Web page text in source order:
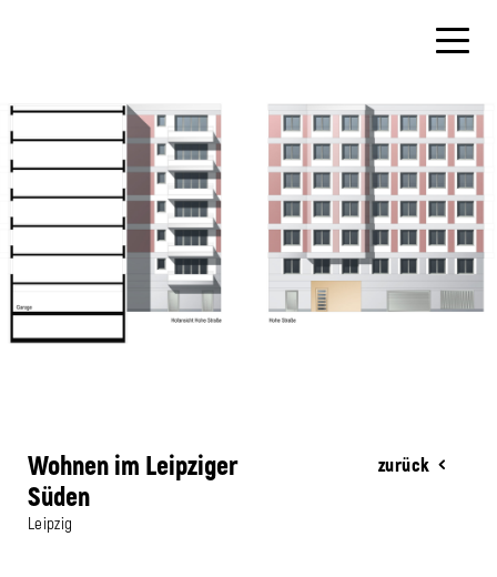
Wohnen im Leipziger
Süden
Leipzig
zurück